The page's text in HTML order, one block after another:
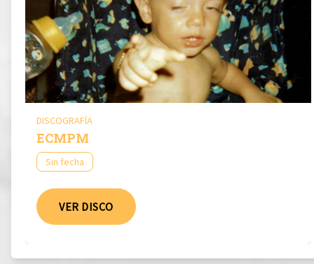
DISCOGRAFÍA
ECMPM
Sin fecha
VER DISCO